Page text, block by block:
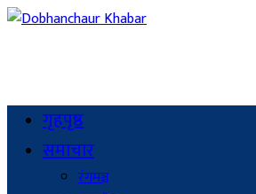
गृहपृष्ठ
समाचार
रंगमञ्च